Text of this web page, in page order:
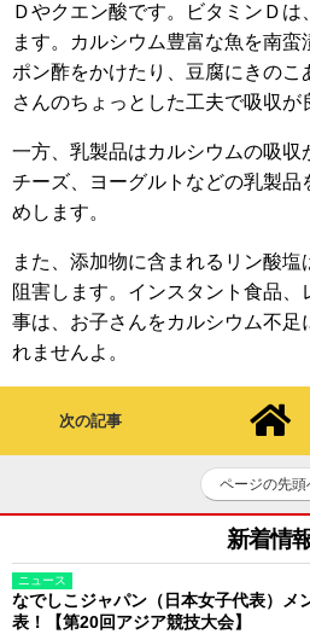
Ｄやクエン酸です。ビタミンＤ
ます。カルシウム豊富な魚を南
ポン酢をかけたり、豆腐にきのこ
さんのちょっとした工夫で吸収が
一方、乳製品はカルシウムの吸収
チーズ、ヨーグルトなどの乳製品
めします。
また、添加物に含まれるリン酸
阻害します。インスタント食品
事は、お子さんをカルシウム不足
れませんよ。
次の記事
ページの先頭
新着情
ニュース
なでしこジャパン（日本女子代表）メ
表！【第20回アジア競技大会】